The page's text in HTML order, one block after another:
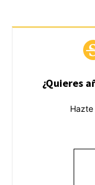
¿Quieres
Hazte